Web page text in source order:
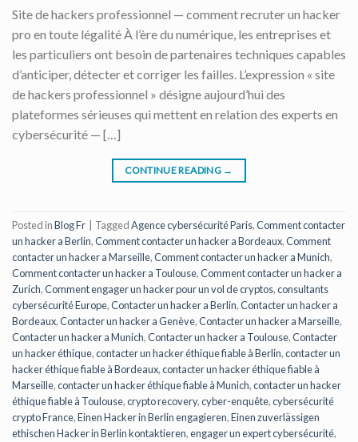
Site de hackers professionnel — comment recruter un hacker
pro en toute légalité À l’ère du numérique, les entreprises et
les particuliers ont besoin de partenaires techniques capables
d’anticiper, détecter et corriger les failles. L’expression « site
de hackers professionnel » désigne aujourd’hui des
plateformes sérieuses qui mettent en relation des experts en
cybersécurité — […]
CONTINUE READING →
Posted inBlog Fr TaggedAgence cybersécurité Paris,Comment contacter
un hacker a Berlin,Comment contacter un hacker a Bordeaux,Comment
contacter un hacker a Marseille,Comment contacter un hacker a Munich,
Comment contacter un hacker a Toulouse,Comment contacter un hacker a
Zurich,Comment engager un hacker pour un vol de cryptos,consultants
cybersécurité Europe,Contacter un hacker a Berlin,Contacter un hacker a
Bordeaux,Contacter un hacker a Genève,Contacter un hacker a Marseille,
Contacter un hacker a Munich,Contacter un hacker a Toulouse,Contacter
un hacker éthique,contacter un hacker éthique fiable à Berlin,contacter un
hacker éthique fiable à Bordeaux,contacter un hacker éthique fiable à
Marseille,contacter un hacker éthique fiable à Munich,contacter un hacker
éthique fiable à Toulouse,crypto recovery,cyber-enquête,cybersécurité
crypto France,Einen Hacker in Berlin engagieren,Einen zuverlässigen
ethischen Hacker in Berlin kontaktieren,engager un expert cybersécurité,